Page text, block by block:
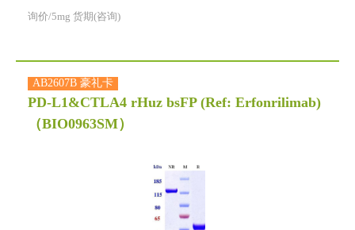
询价/5mg 货期(咨询)
AB2607B 豪礼卡
PD-L1&CTLA4 rHuz bsFP (Ref: Erfonrilimab)
（BIO0963SM）